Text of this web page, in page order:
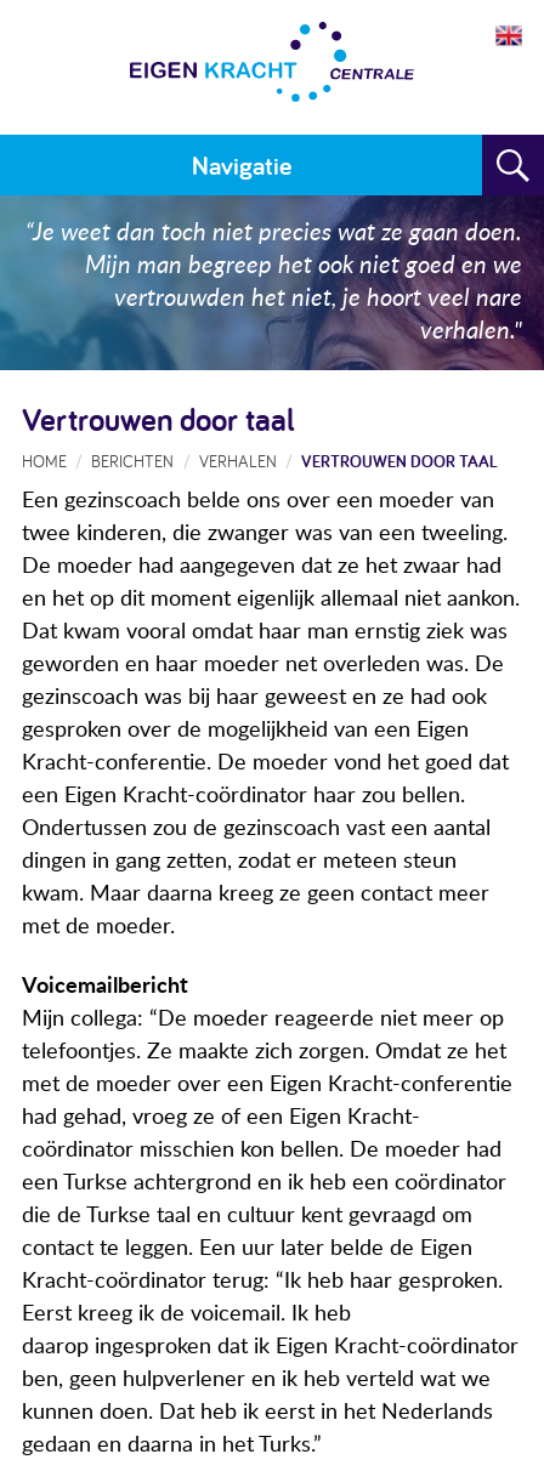
Navigatie
Home
Plan maken
Training
Meedoen
Actueel
Contact
“Je weet dan toch niet precies wat ze gaan doen.
Mijn man begreep het ook niet goed en we
vertrouwden het niet, je hoort veel nare
verhalen."
Vertrouwen door taal
HOME BERICHTEN VERHALEN VERTROUWEN DOOR TAAL
Een gezinscoach belde ons over een moeder van
twee kinderen, die zwanger was van een tweeling.
De moeder had aangegeven dat ze het zwaar had
en het op dit moment eigenlijk allemaal niet aankon.
Dat kwam vooral omdat haar man ernstig ziek was
geworden en haar moeder net overleden was. De
gezinscoach was bij haar geweest en ze had ook
gesproken over de mogelijkheid van een Eigen
Kracht-conferentie. De moeder vond het goed dat
een Eigen Kracht-coördinator haar zou bellen.
Ondertussen zou de gezinscoach vast een aantal
dingen in gang zetten, zodat er meteen steun
kwam. Maar daarna kreeg ze geen contact meer
met de moeder.
Voicemailbericht
Mijn collega: “De moeder reageerde niet meer op
telefoontjes. Ze maakte zich zorgen. Omdat ze het
met de moeder over een Eigen Kracht-conferentie
had gehad, vroeg ze of een Eigen Kracht-
coördinator misschien kon bellen. De moeder had
een Turkse achtergrond en ik heb een coördinator
die de Turkse taal en cultuur kent gevraagd om
contact te leggen. Een uur later belde de Eigen
Kracht-coördinator terug: “Ik heb haar gesproken.
Eerst kreeg ik de voicemail. Ik heb
daarop ingesproken dat ik Eigen Kracht-coördinator
ben, geen hulpverlener en ik heb verteld wat we
kunnen doen. Dat heb ik eerst in het Nederlands
gedaan en daarna in het Turks.”